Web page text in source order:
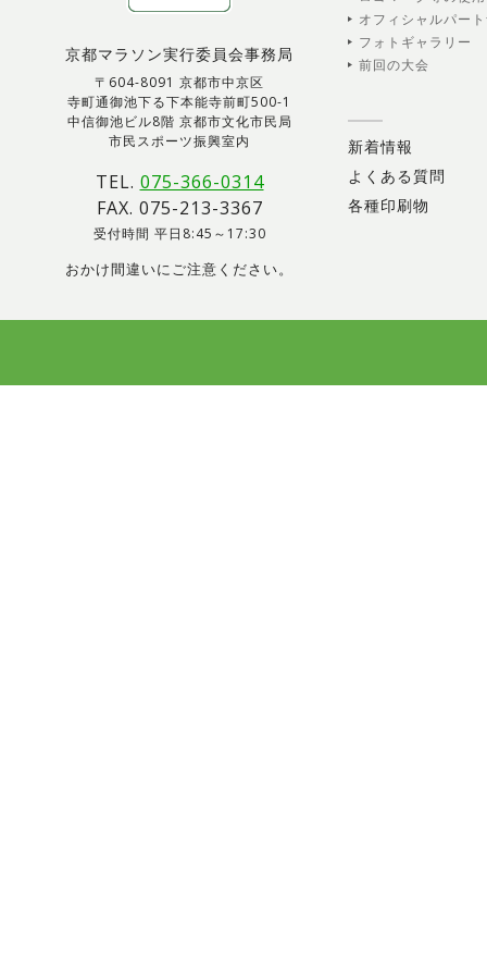
京都マラソン実行委員会事務局
〒604-8091 京都市中京区
寺町通御池下る下本能寺前町500-1
中信御池ビル8階 京都市文化市民局
市民スポーツ振興室内
TEL. 075-366-0314
FAX. 075-213-3367
受付時間 平日8:45～17:30
おかけ間違いにご注意ください。
オフィシャルパー
フォトギャラリー
前回の大会
新着情報
よくある質問
各種印刷物